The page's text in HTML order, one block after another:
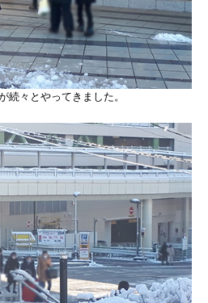
続々とやってきました。